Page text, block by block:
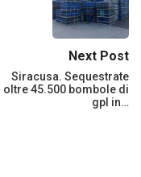
Next Post
Siracusa. Sequestrate
oltre 45.500 bombole di
gpl in…